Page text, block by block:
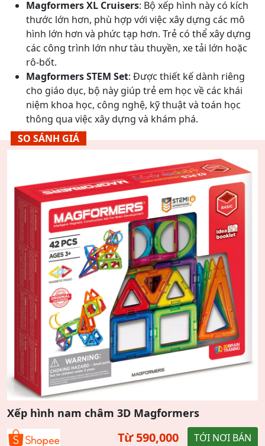
Magformers XL Cruisers: Bộ xếp hình này có kích
thước lớn hơn, phù hợp với việc xây dựng các mô
hình lớn hơn và phức tạp hơn. Trẻ có thể xây dựng
các công trình lớn như tàu thuyền, xe tải lớn hoặc
rô-bốt.
Magformers STEM Set: Được thiết kế dành riêng
cho giáo dục, bộ này giúp trẻ em học về các khái
niệm khoa học, công nghệ, kỹ thuật và toán học
thông qua việc xây dựng và khám phá.
SO SÁNH GIÁ
Xếp hình nam châm 3D Magformers
Từ 590,000 TỚI NƠI BÁN